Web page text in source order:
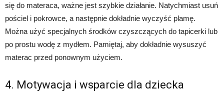
się do materaca, ważne jest szybkie działanie. Natychmiast usuń
pościel i pokrowce, a następnie dokładnie wyczyść plamę.
Można użyć specjalnych środków czyszczących do tapicerki lub
po prostu wodę z mydłem. Pamiętaj, aby dokładnie wysuszyć
materac przed ponownym użyciem.
4. Motywacja i wsparcie dla dziecka